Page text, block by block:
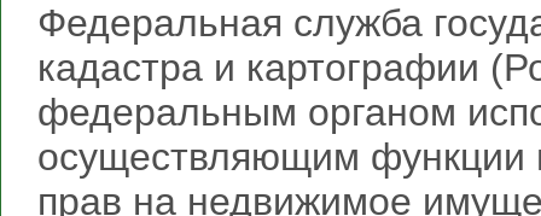
Федеральная служба
кадастра и картографии
федеральным органом
осуществляющим функции
прав на недвижимое